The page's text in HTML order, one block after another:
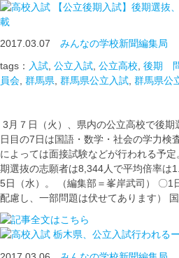
【公立後期入試】後期選
載
2017.03.07 みんなの学校新聞編集局
tags： 入試 公立入試 公立高校 後期
員会 群馬県 群馬県公立入試 群馬県公
3月７日（火）、県内の公立高校で後期
日目の7日は国語・数学・社会の学力検
によっては面接試験などが行われる予
期選抜の志願者は8,344人で平均倍率は
5日（水）。 （編集部＝峯岸武司） 〇1
配慮し、一部問題は伏せてあります）
栃木県、公立入試行われる